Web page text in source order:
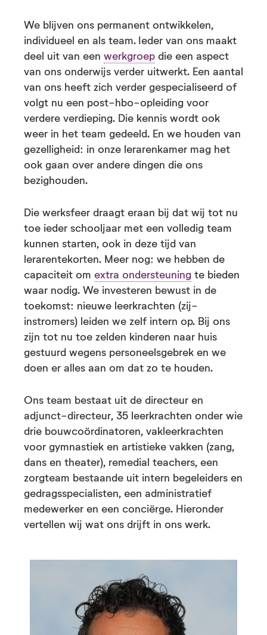
We blijven ons permanent ontwikkelen,
individueel en als team. Ieder van ons maakt
deel uit van een werkgroep die een aspect
van ons onderwijs verder uitwerkt. Een aantal
van ons heeft zich verder gespecialiseerd of
volgt nu een post-hbo-opleiding voor
verdere verdieping. Die kennis wordt ook
weer in het team gedeeld. En we houden van
gezelligheid: in onze lerarenkamer mag het
ook gaan over andere dingen die ons
bezighouden.
Die werksfeer draagt eraan bij dat wij tot nu
toe ieder schooljaar met een volledig team
kunnen starten, ook in deze tijd van
lerarentekorten. Meer nog: we hebben de
capaciteit om extra ondersteuning te bieden
waar nodig. We investeren bewust in de
toekomst: nieuwe leerkrachten (zij-
instromers) leiden we zelf intern op. Bij ons
zijn tot nu toe zelden kinderen naar huis
gestuurd wegens personeelsgebrek en we
doen er alles aan om dat zo te houden.
Ons team bestaat uit de directeur en
adjunct-directeur, 35 leerkrachten onder wie
drie bouwcoördinatoren, vakleerkrachten
voor gymnastiek en artistieke vakken (zang,
dans en theater), remedial teachers, een
zorgteam bestaande uit intern begeleiders en
gedragsspecialisten, een administratief
medewerker en een conciërge. Hieronder
vertellen wij wat ons drijft in ons werk.